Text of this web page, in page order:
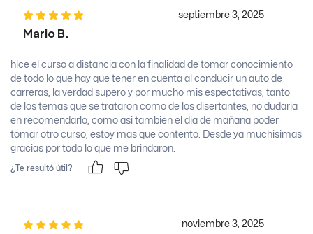
Mario B.
septiembre 3, 2025
hice el curso a distancia con la finalidad de tomar conocimiento
de todo lo que hay que tener en cuenta al conducir un auto de
carreras, la verdad supero y por mucho mis espectativas, tanto
de los temas que se trataron como de los disertantes, no dudaria
en recomendarlo, como asi tambien el dia de mañana poder
tomar otro curso, estoy mas que contento. Desde ya muchisimas
gracias por todo lo que me brindaron.
¿Te resultó útil?
noviembre 3, 2025